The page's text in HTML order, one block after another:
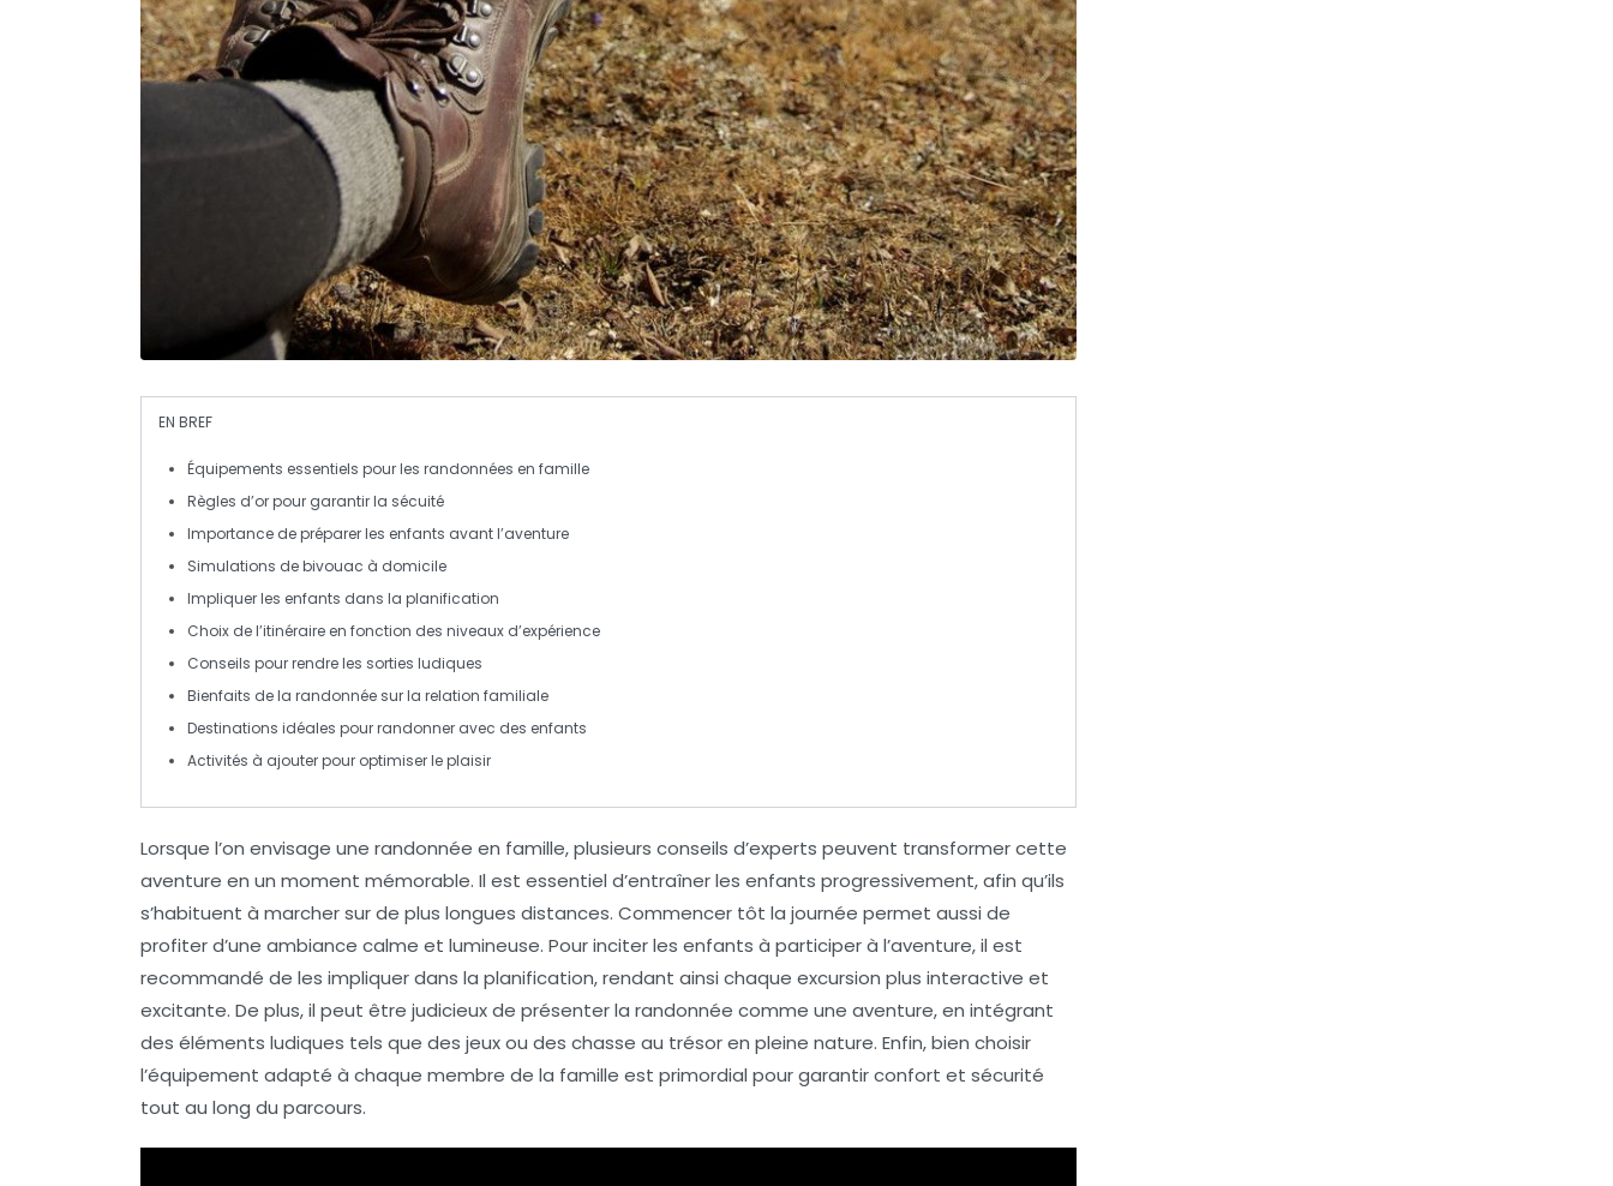
EN BREF
Équipements essentiels pour les randonnées en famille
Règles d’or pour garantir la sécuité
Importance depréparerles enfants avant l’aventure
Simulations debivouac à domicile
Impliquer les enfants dans la planification
Choix de l’itinéraire en fonction des niveaux d’expérience
Conseils pour rendre les sorties ludiques
Bienfaits de la randonnée sur la relation familiale
Destinations idéales pourrandonner avec des enfants
Activités à ajouter pour optimiser leplaisir
Lorsque l’on envisage une randonnée en famille, plusieurs conseils d’experts peuvent transformer cette
aventure en un moment mémorable. Il est essentiel d’entraîner les enfants progressivement, afin qu’ils
s’habituent à marcher sur de plus longues distances. Commencer tôt la journée permet aussi de
profiter d’une ambiance calme et lumineuse. Pour inciter les enfants à participer à l’aventure, il est
recommandé de les impliquer dans la planification, rendant ainsi chaque excursion plus interactive et
excitante. De plus, il peut être judicieux de présenter la randonnée comme une aventure, en intégrant
des éléments ludiques tels que des jeux ou des chasse au trésoren pleine nature. Enfin, bien choisir
l’équipement adapté à chaque membre de la famille est primordial pour garantir confort et sécurité
tout au long du parcours.